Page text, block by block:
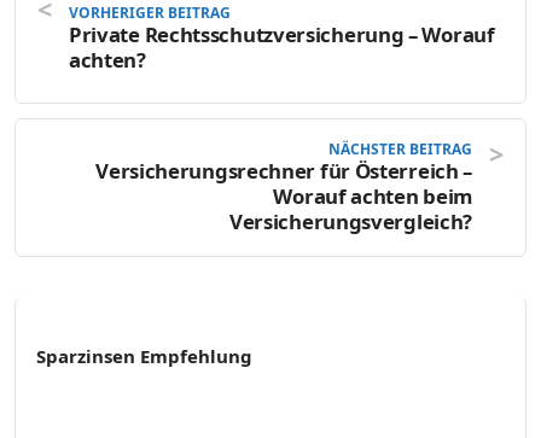
VORHERIGER BEITRAG
Private Rechtsschutzversicherung – Worauf
achten?
NÄCHSTER BEITRAG
Versicherungsrechner für Österreich –
Worauf achten beim
Versicherungsvergleich?
Sparzinsen Empfehlung